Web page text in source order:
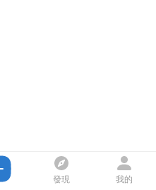
發現 我的